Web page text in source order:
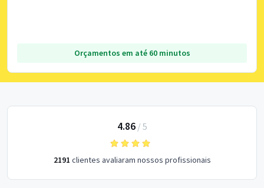
Orçamentos em até 60 minutos
4.86/ 5
2191 clientes avaliaram nossos profissionais